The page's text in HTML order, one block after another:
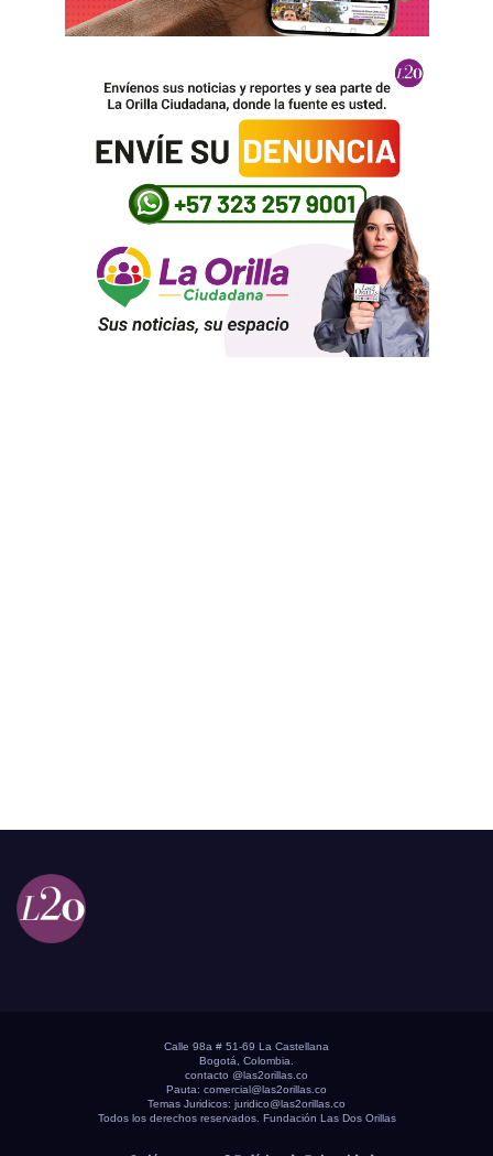
Calle 98a # 51-69 La Castellana
Bogotá, Colombia.
contacto @las2orillas.co
Pauta: comercial@las2orillas.co
Temas Juridicos: juridico@las2orillas.co
Todos los derechos reservados. Fundación Las Dos Orillas